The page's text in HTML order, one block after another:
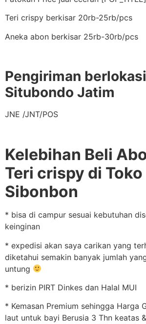
Teri crispy berkisar 20rb-25rb/pcs
Aneka abon berkisar 25rb-30rb/pcs
Pengiriman
Situbondo Jatim
JNE /JNT/POS
Kelebihan Beli
Teri crispy di Toko
Sibonbon
* bisa di campur sesuai kebutuhan
keinginan
* expedisi akan saya carikan yang
diketahui semakin banyak jumlah
untung
* berizin PIRT Dinkes dan Halal MUI
* Kemasan Premium sehingga Harga
laut untuk bayi Berusia 3 Thn keatas